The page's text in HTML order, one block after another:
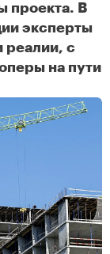
проекта. В
эксперты
реалии, с
на пути